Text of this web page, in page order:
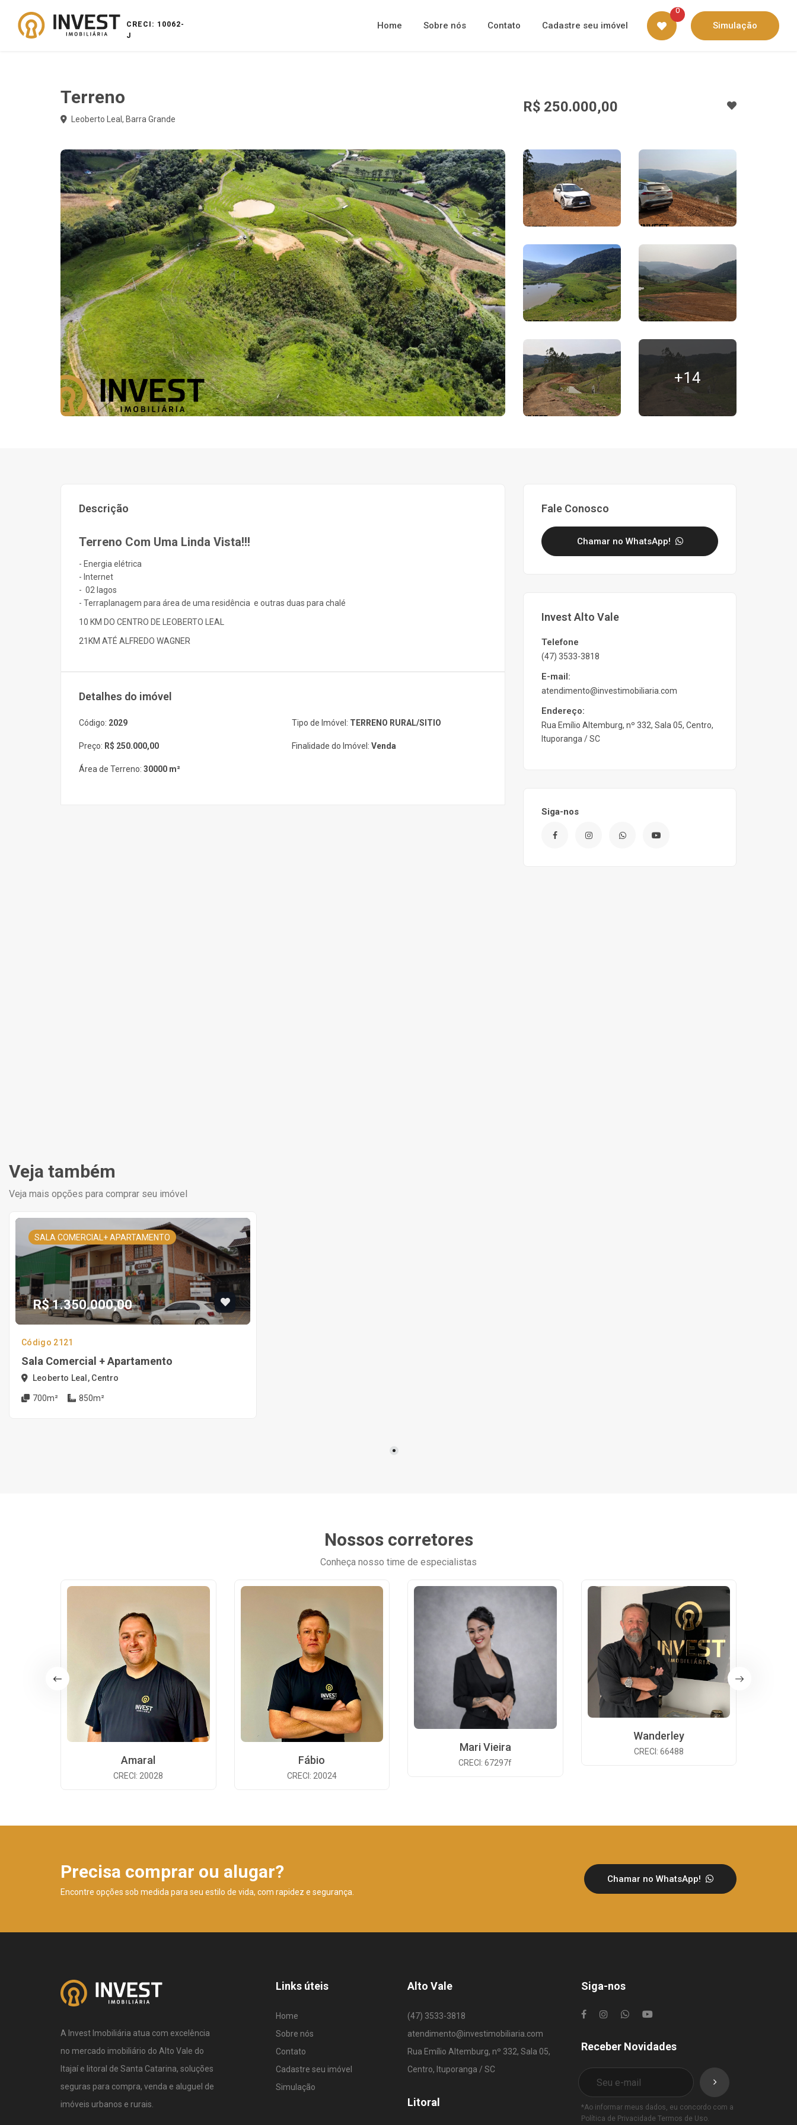
CRECI: 10062-
J
Home Sobre nós Contato Cadastre seu imóvel
0
Simulação
Terreno
Leoberto Leal, Barra Grande
R$ 250.000,00
+14
Descrição
Terreno Com Uma Linda Vista!!!
- Energia elétrica
- Internet
- 02 lagos
- Terraplanagem para área de uma residência e outras duas para chalé
10 KM DO CENTRO DE LEOBERTO LEAL
21KM ATÉ ALFREDO WAGNER
Detalhes do imóvel
Código: 2029
Preço: R$ 250.000,00
Área de Terreno: 30000 m²
Tipo de Imóvel: TERRENO RURAL/SITIO
Finalidade do Imóvel: Venda
Fale Conosco
Chamar no WhatsApp!
Invest Alto Vale
Telefone
(47) 3533-3818
E-mail:
atendimento@investimobiliaria.com
Endereço:
Rua Emílio Altemburg, nº 332, Sala 05, Centro,
Ituporanga / SC
Siga-nos
Veja também
Veja mais opções para comprar seu imóvel
SALA COMERCIAL+ APARTAMENTO
R$ 1.350.000,00
Código 2121
Sala Comercial + Apartamento
Leoberto Leal, Centro
700m² 850m²
Nossos corretores
Conheça nosso time de especialistas
Amaral
CRECI: 20028
Fábio
CRECI: 20024
Mari Vieira
CRECI: 67297f
Wanderley
CRECI: 66488
Precisa comprar ou alugar?
Encontre opções sob medida para seu estilo de vida, com rapidez e segurança.
Chamar no WhatsApp!
A Invest Imobiliária atua com excelência
no mercado imobiliário do Alto Vale do
Itajaí e litoral de Santa Catarina, soluções
seguras para compra, venda e aluguel de
imóveis urbanos e rurais.
Links úteis
Home
Sobre nós
Contato
Cadastre seu imóvel
Simulação
Alto Vale
(47) 3533-3818
atendimento@investimobiliaria.com
Rua Emílio Altemburg, nº 332, Sala 05,
Centro, Ituporanga / SC
Litoral
Siga-nos
Receber Novidades
*Ao informar meus dados, eu concordo com a
Política de Privacidade Termos de Uso.